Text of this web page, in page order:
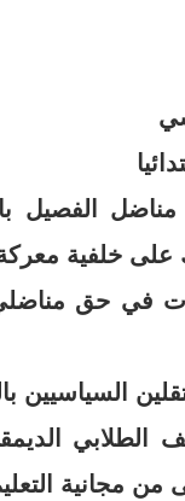
الفصيل
في حق
السياسيين
الطلابي